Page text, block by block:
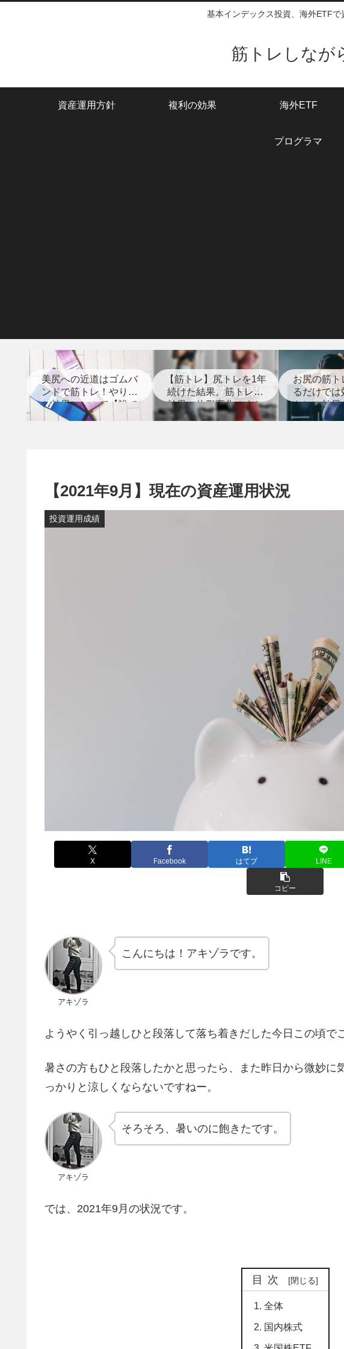
基本インデックス投資、海外ETF
筋トレしなが
資産運用方針 複利の効果 海外ETF
プログラマ
美尻への近道はゴムバ
ンドで筋トレ！やり方
と効果について【誰で
もできる】
【筋トレ】尻トレを1年
続けた結果。筋トレの
効果、体形変化のまと
め【経過写真あり】
お尻の筋
るだけでは
トレの効果
切な
【2021年9月】現在の資産運用状況
投資運用成績
X Facebook はてブ LINE
コピー
アキゾラ
こんにちは！アキゾラです。
ようやく引っ越しひと段落して落ち着きだした今日この頃で
暑さの方もひと段落したかと思ったら、また昨日から微妙に
っかりと涼しくならないですねー。
アキゾラ
そろそろ、暑いのに飽きたです。
では、2021年9月の状況です。
目次
全体
国内株式